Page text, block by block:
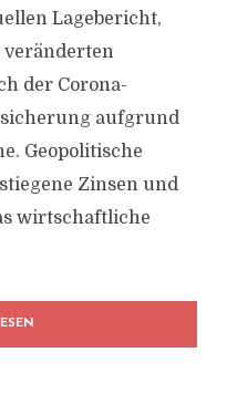
Lagebericht,
veränderten
der Corona-
aufgrund
Geopolitische
Zinsen und
wirtschaftliche